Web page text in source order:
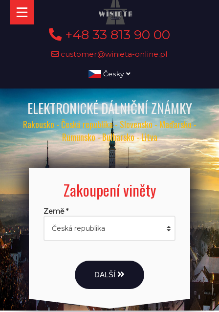
+48 33 813 90 00
customer@winieta-online.pl
Česky
ELEKTRONICKÉ DÁLNIČNÍ ZNÁMKY
Rakousko - Česká republika - Slovensko - Maďarsko -
Rumunsko - Bulharsko - Litva
Zakoupení viněty
Země *
DALŠÍ